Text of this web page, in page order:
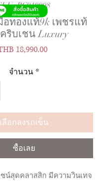
BC010008
ทองแท้9k เพชรแท้
ริบเชน Luxury
18,990.00ราคา
จำนวน *
เลือกลงรถเข็น
ซื้อเลย
น์สุดคลาสสิก มีความวินเทจ